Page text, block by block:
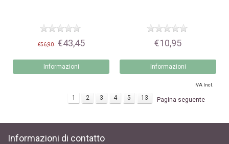
€56,90 €43,45
Informazioni
€10,95
Informazioni
IVA Incl.
1 2 3 4 5 13 Pagina seguente
Informazioni di contatto